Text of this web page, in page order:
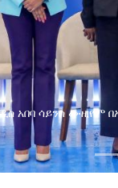
አጋሮች በአባልነት
የኢንፎርሜሽን